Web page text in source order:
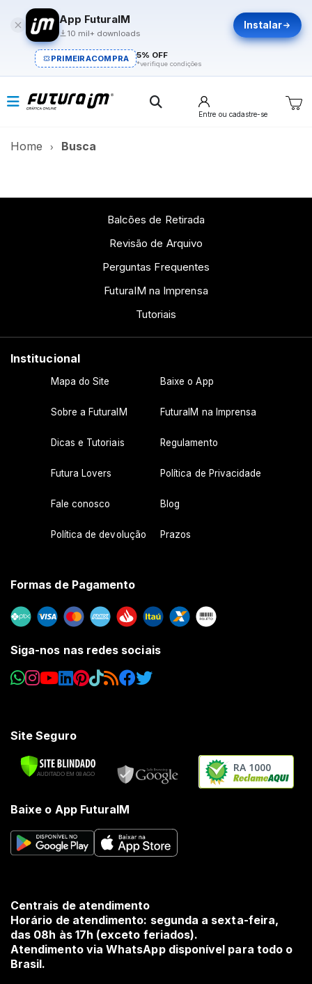
App FuturaIM
10 mil+ downloads
Instalar
PRIMEIRACOMPRA 5% OFF
*verifique condições
Entre ou cadastre-se
Home Busca
Balcões de Retirada
Revisão de Arquivo
Perguntas Frequentes
FuturaIM na Imprensa
Tutoriais
Institucional
Mapa do Site Baixe o App
Sobre a FuturaIM FuturaIM na Imprensa
Dicas e Tutoriais Regulamento
Futura Lovers Política de Privacidade
Fale conosco Blog
Política de devolução Prazos
Formas de Pagamento
Siga-nos nas redes sociais
Site Seguro
RA 1000
Baixe o App FuturaIM
Centrais de atendimento
Horário de atendimento: segunda a sexta-feira,
das 08h às 17h (exceto feriados).
Atendimento via WhatsApp disponível para todo o
Brasil.